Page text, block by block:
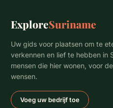
ExploreSuriname
Uw gids voor plaatsen om te
verkennen en lief te hebben in
mensen die hier wonen, voor
wensen.
Voeg uw bedrijf toe